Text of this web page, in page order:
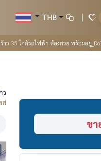
THB
ว 35 ใกล้รถไฟฟ้า ห้องสวย พร้อมอยู่
ว
ส
ขา